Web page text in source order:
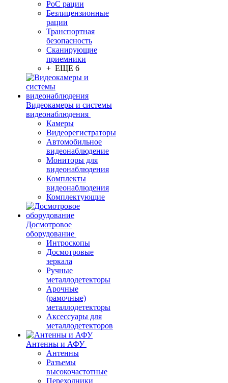
PoC рации
Безлицензионные
рации
Транспортная
безопасность
Сканирующие
приемники
+ ЕЩЕ 6
Видеокамеры и системы
видеонаблюдения
Камеры
Видеорегистраторы
Автомобильное
видеонаблюдение
Мониторы для
видеонаблюдения
Комплекты
видеонаблюдения
Комплектующие
Досмотровое
оборудование
Интроскопы
Досмотровые
зеркала
Ручные
металлодетекторы
Арочные
(рамочные)
металлодетекторы
Аксессуары для
металлодетекторов
Антенны и АФУ
Антенны
Разъемы
высокочастотные
Переходники